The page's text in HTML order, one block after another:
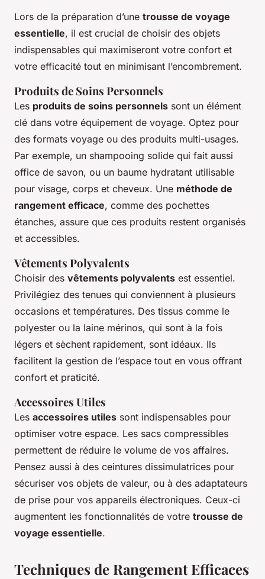
Lors de la préparation d’une trousse de voyage
essentielle, il est crucial de choisir des objets
indispensables qui maximiseront votre confort et
votre efficacité tout en minimisant l’encombrement.
Produits de Soins Personnels
Les produits de soins personnels sont un élément
clé dans votre équipement de voyage. Optez pour
des formats voyage ou des produits multi-usages.
Par exemple, un shampooing solide qui fait aussi
office de savon, ou un baume hydratant utilisable
pour visage, corps et cheveux. Une méthode de
rangement efficace, comme des pochettes
étanches, assure que ces produits restent organisés
et accessibles.
Vêtements Polyvalents
Choisir des vêtements polyvalents est essentiel.
Privilégiez des tenues qui conviennent à plusieurs
occasions et températures. Des tissus comme le
polyester ou la laine mérinos, qui sont à la fois
légers et sèchent rapidement, sont idéaux. Ils
facilitent la gestion de l’espace tout en vous offrant
confort et praticité.
Accessoires Utiles
Les accessoires utiles sont indispensables pour
optimiser votre espace. Les sacs compressibles
permettent de réduire le volume de vos affaires.
Pensez aussi à des ceintures dissimulatrices pour
sécuriser vos objets de valeur, ou à des adaptateurs
de prise pour vos appareils électroniques. Ceux-ci
augmentent les fonctionnalités de votre trousse de
voyage essentielle.
Techniques de Rangement Efficaces